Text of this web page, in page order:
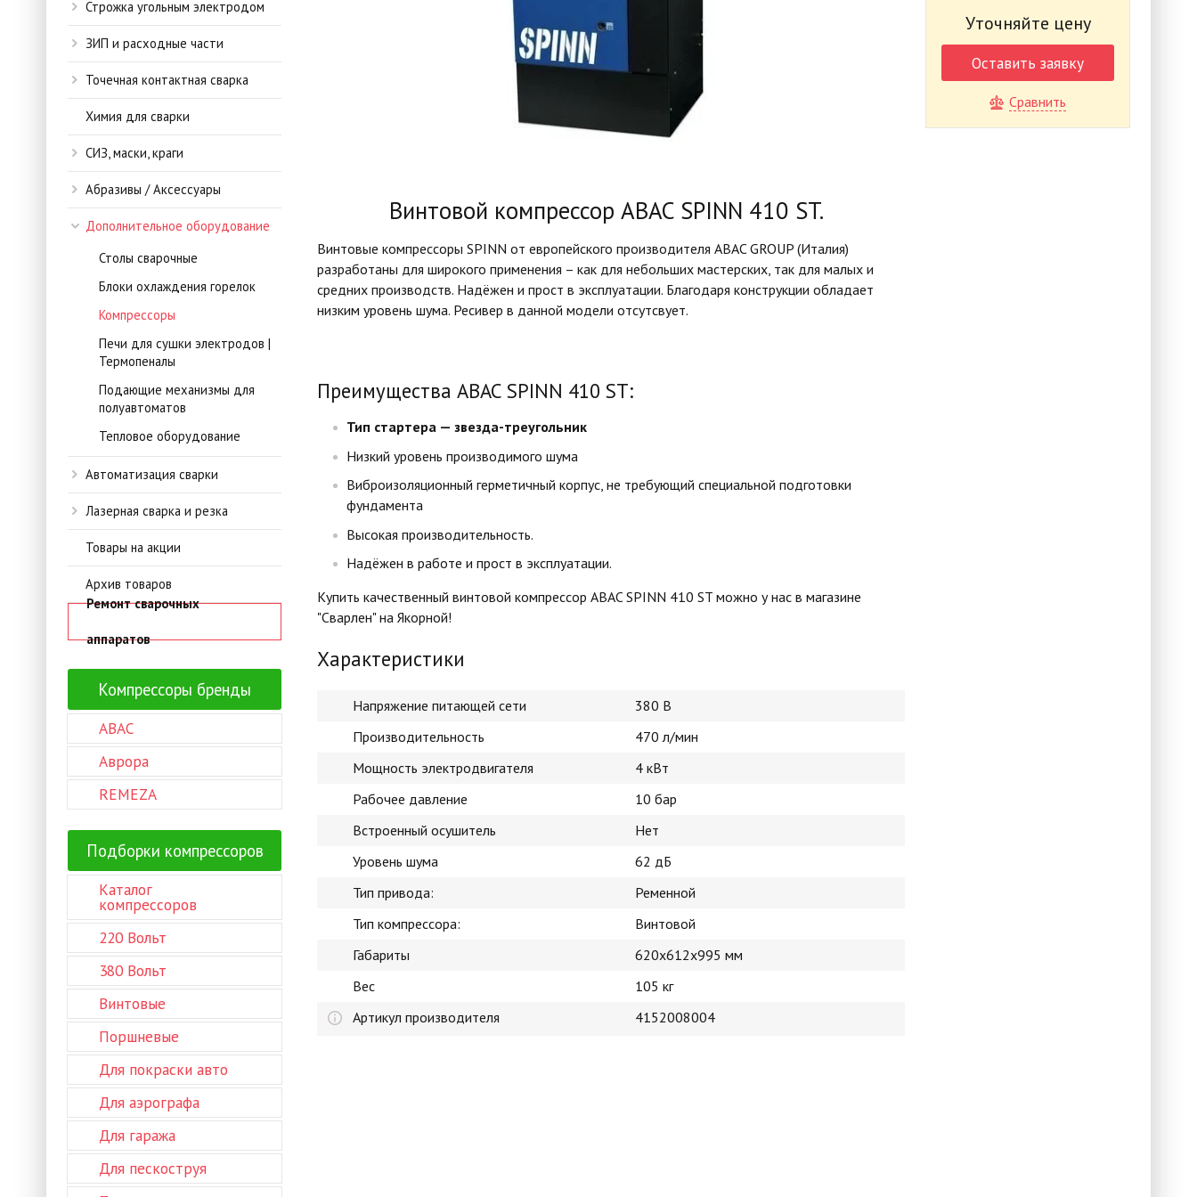
Строжка угольным электродом
ЗИП и расходные части
Точечная контактная сварка
Химия для сварки
СИЗ, маски, краги
Абразивы / Аксессуары
Дополнительное оборудование
Столы сварочные
Блоки охлаждения горелок
Компрессоры
Печи для сушки электродов |
Термопеналы
Подающие механизмы для
полуавтоматов
Тепловое оборудование
Автоматизация сварки
Лазерная сварка и резка
Товары на акции
Архив товаров
Ремонт сварочных
аппаратов
Компрессоры бренды
ABAC
Аврора
REMEZA
Подборки компрессоров
Каталог
компрессоров
220 Вольт
380 Вольт
Винтовые
Поршневые
Для покраски авто
Для аэрографа
Для гаража
Для пескоструя
Винтовой компрессор ABAC SPINN 410 ST.
Винтовые компрессоры SPINN от европейского производителя ABAC GROUP (Италия)
разработаны для широкого применения – как для небольших мастерских, так для малых и
средних производств. Надёжен и прост в эксплуатации. Благодаря конструкции обладает
низким уровень шума. Ресивер в данной модели отсутсвует.
Преимущества ABAC SPINN 410 ST:
Тип стартера — звезда-треугольник
Низкий уровень производимого шума
Виброизоляционный герметичный корпус, не требующий специальной подготовки
фундамента
Высокая производительность.
Надёжен в работе и прост в эксплуатации.
Купить качественный винтовой компрессор ABAC SPINN 410 ST можно у нас в магазине
"Сварлен" на Якорной!
Характеристики
Напряжение питающей сети
380 В
Производительность
470 л/мин
Мощность электродвигателя
4 кВт
Рабочее давление
10 бар
Встроенный осушитель
Нет
Уровень шума
62 дБ
Тип привода:
Ременной
Тип компрессора:
Винтовой
Габариты
620x612x995 мм
Вес
105 кг
Артикул производителя
4152008004
Уточняйте цену
Оставить заявку
Сравнить